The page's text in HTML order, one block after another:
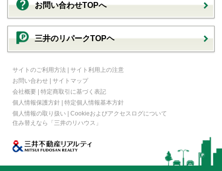
お問い合わせTOPへ
三井のリパークTOPヘ
サイトのご利用方法 | サイト利用上の注意
お問い合わせ | サイトマップ
会社概要 | 特定商取引に基づく表記
個人情報保護方針 | 特定個人情報基本方針
個人情報の取り扱い | Cookieおよびアクセスログについて
住み替えなら
「三井のリハウス」